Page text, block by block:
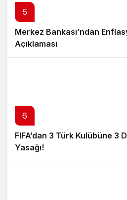
5
Merkez Bankası’ndan
Açıklaması
6
FIFA’dan 3 Türk Kulübüne 3
Yasağı!